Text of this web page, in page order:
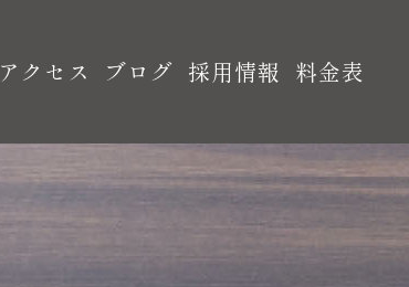
アクセス ブログ 採用情報 料金表